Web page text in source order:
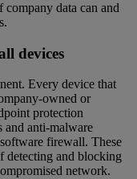
company data can and
devices
Every device that
owned or
protection
and anti-malware
firewall. These
detecting and blocking
network.